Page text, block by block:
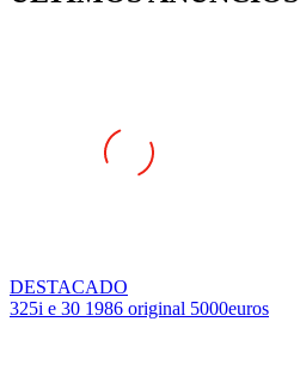
DESTACADO
325i e 30 1986 original 5000euros